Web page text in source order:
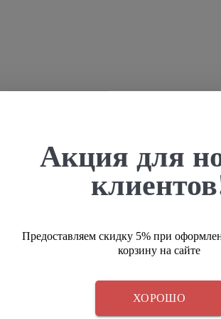
для проведения тендера
задание для тендера, так чтобы поставщики
на территории России законодательства.
закону № 44, №223 или
Акция для
Предоставляем скидку 5% при
корзину на сайте
ХОРОШО